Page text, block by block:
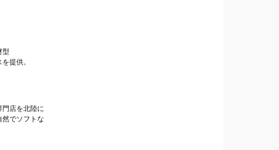
型
提供。
店を北陸に
然でソフトな